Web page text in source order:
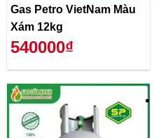
Gas Petro VietNam Màu
Xám 12kg
540000₫